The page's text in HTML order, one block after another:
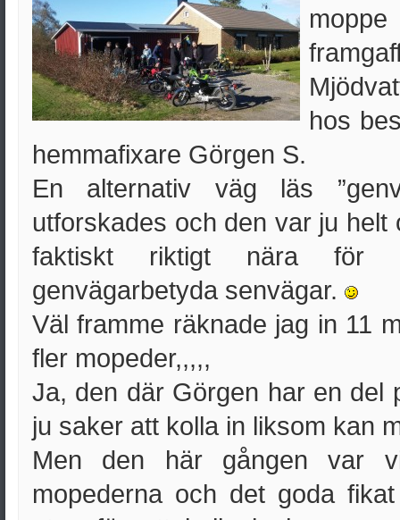
hos
hemmafixare Görgen S.
En alternativ väg läs
utforskades och den var ju helt
faktiskt riktigt nära för
genvägarbetyda senvägar.
Väl framme räknade jag in 11
fler mopeder,,,,,
Ja, den där Görgen har en del
ju saker att kolla in liksom kan
Men den här gången var
mopederna och det goda